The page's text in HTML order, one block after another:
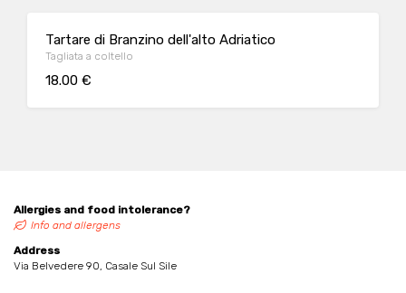
Tartare di Branzino dell'alto Adriatico
Tagliata a coltello
18.00 €
Allergies and food intolerance?
Info and allergens
Address
Via Belvedere 90, Casale Sul Sile